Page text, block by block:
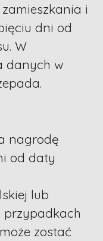
i
dni od
W
danych w
nagrodę
od daty
lub
przypadkach
zostać